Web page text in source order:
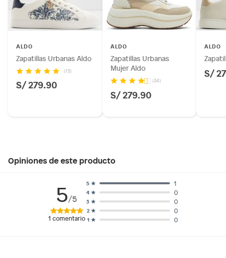
ALDO
Zapatillas Urbanas Aldo
(13)
S/ 279.90
ALDO
Zapatillas Urbanas
Mujer Aldo
(34)
S/ 279.90
ALDO
S/
Opiniones de este producto
5/5
1 comentario 1 0
2 0
3 0
4 0
5 1